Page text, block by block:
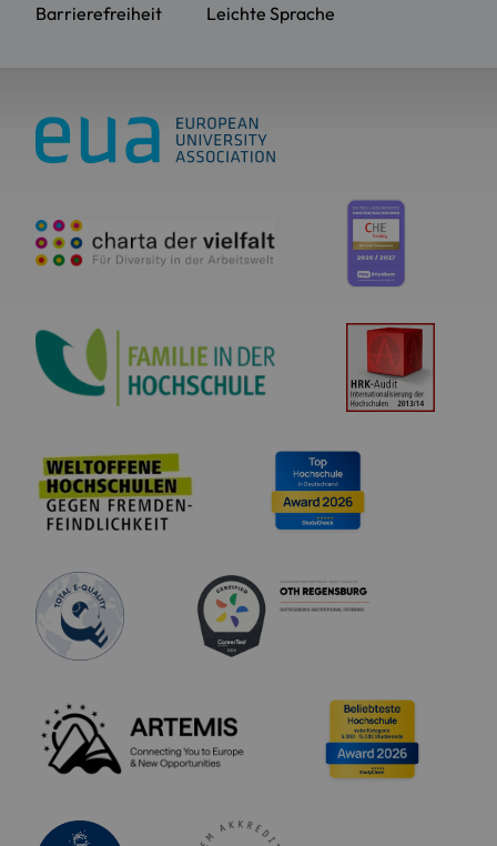
Barrierefreiheit Leichte Sprache